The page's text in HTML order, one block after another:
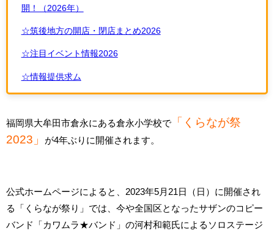
開！（2026年）
☆筑後地方の開店・閉店まとめ2026
☆注目イベント情報2026
☆情報提供求ム
福岡県大牟田市倉永にある倉永小学校で
「くらなが祭
2023」
が4年ぶりに開催されます。
公式ホームページによると、2023年5月21日（日）に開催され
る「くらなが祭り」では、今や全国区となったサザンのコピー
バンド「カワムラ★バンド」の河村和範氏によるソロステージ